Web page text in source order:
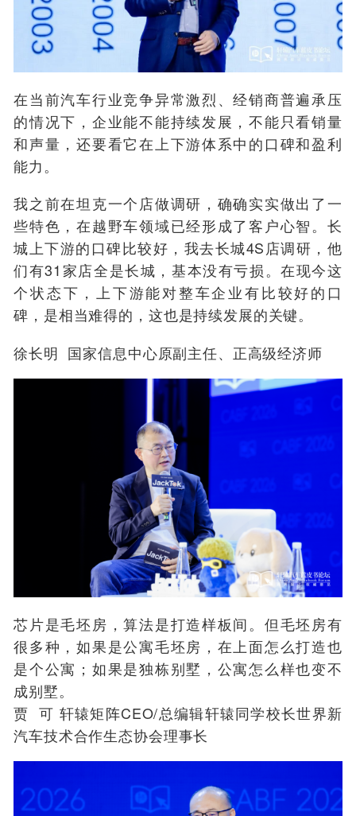
在当前汽车行业竞争异常激烈、经销商普遍承压
的情况下，企业能不能持续发展，不能只看销量
和声量，还要看它在上下游体系中的口碑和盈利
能力。
我之前在坦克一个店做调研，确确实实做出了一
些特色，在越野车领域已经形成了客户心智。长
城上下游的口碑比较好，我去长城4S店调研，他
们有31家店全是长城，基本没有亏损。在现今这
个状态下，上下游能对整车企业有比较好的口
碑，是相当难得的，这也是持续发展的关键。
徐长明 国家信息中心原副主任、正高级经济师
芯片是毛坯房，算法是打造样板间。但毛坯房有
很多种，如果是公寓毛坯房，在上面怎么打造也
是个公寓；如果是独栋别墅，公寓怎么样也变不
成别墅。
贾 可 轩辕矩阵CEO/总编辑轩辕同学校长世界新
汽车技术合作生态协会理事长